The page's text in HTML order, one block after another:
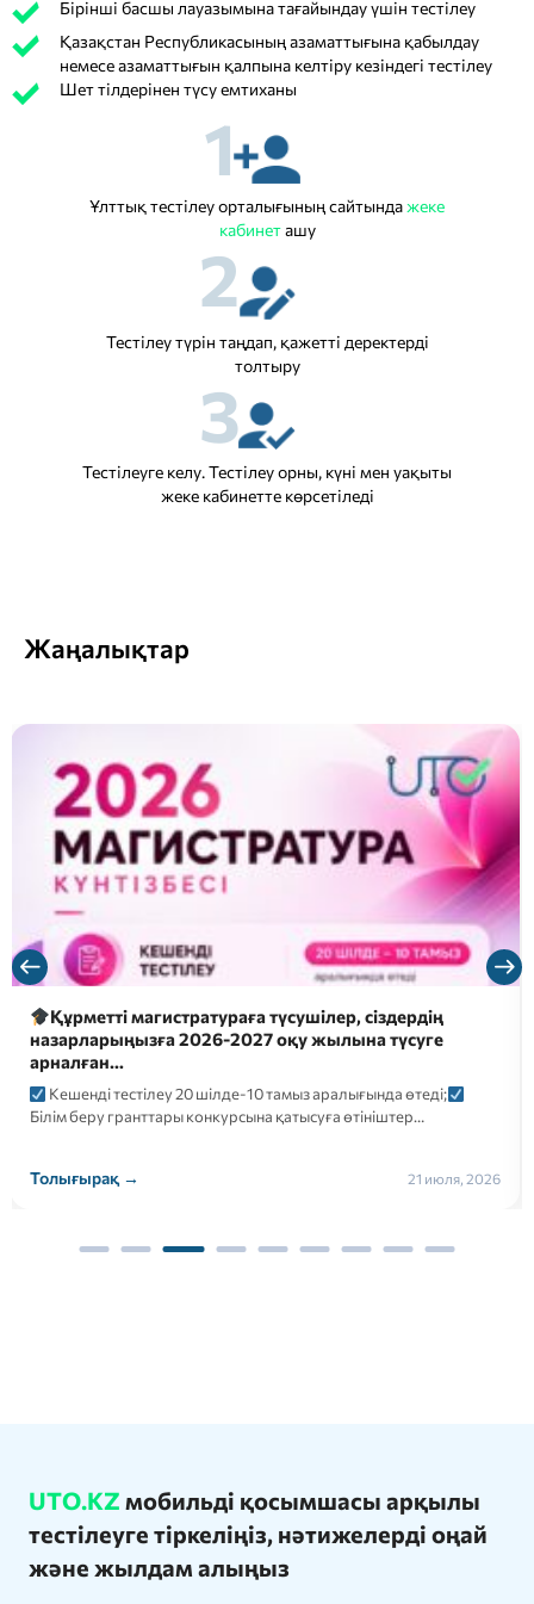
Бірінші басшы лауазымына тағайындау үшін тестілеу
Қазақстан Республикасының азаматтығына қабылдау
немесе азаматтығын қалпына келтіру кезіндегі тестілеу
Шет тілдерінен түсу емтиханы
1
Ұлттық тестілеу орталығының сайтындажеке
кабинеташу
2
Тестілеу түрін таңдап, қажетті деректерді
толтыру
3
Тестілеуге келу. Тестілеу орны, күні мен уақыты
жеке кабинетте көрсетіледі
Жаңалықтар
Құрметті магистратураға түсушілер, сіздердің
назарларыңызға 2026-2027 оқу жылына түсуге
арналған…
Кешенді тестілеу 20 шілде-10 тамыз аралығында өтеді;
Білім беру гранттары конкурсына қатысуға өтініштер…
Толығырақ → 21 июля, 2026
UTO.KZ мобильді қосымшасы арқылы
тестілеуге тіркеліңіз, нәтижелерді оңай
және жылдам алыңыз